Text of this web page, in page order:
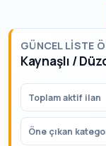
GÜNCEL LISTE
Kaynaşlı /
Toplam aktif ilan
Öne çıkan